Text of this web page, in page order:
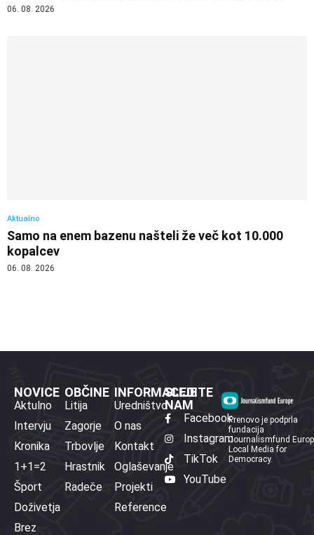
06. 08. 2026
Aktualno
Samo na enem bazenu našteli že več kot 10.000
kopalcev
06. 08. 2026
NOVICE
Aktulno
Intervju
Kronika
1+1=2
Šport
Doživetja
Brez
OBČINE
Litija
Zagorje
Trbovlje
Hrastnik
Radeče
INFORMACIJE
Uredništvo
O nas
Kontakt
Oglaševanje
Projekti
Reference
SLEDITE
NAM
Facebook
Instagram
TikTok
YouTube
Prenovo je podprla
fundacija
Journalismfund
Local Media for
Democracy.